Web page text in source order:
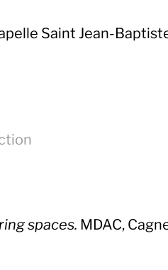
Saint Jean-
spaces. MDAC,